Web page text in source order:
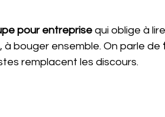
pour entreprise qui oblige à lire
, à bouger ensemble. On parle de
remplacent les discours.